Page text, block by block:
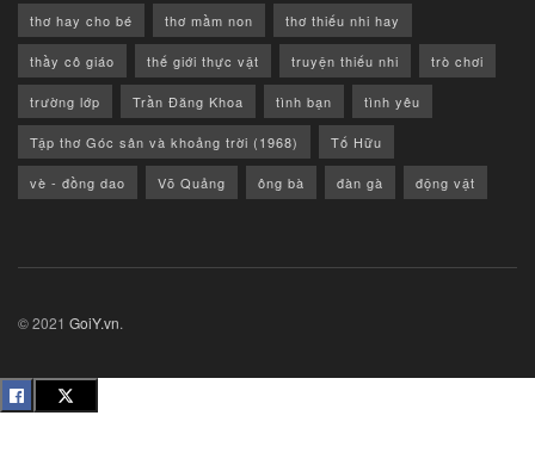
thơ hay cho bé thơ mầm non thơ thiếu nhi hay
thầy cô giáo thế giới thực vật truyện thiếu nhi trò chơi
trường lớp Trần Đăng Khoa tình bạn tình yêu
Tập thơ Góc sân và khoảng trời (1968) Tố Hữu
vè - đồng dao Võ Quảng ông bà đàn gà động vật
© 2021 GoiY.vn.